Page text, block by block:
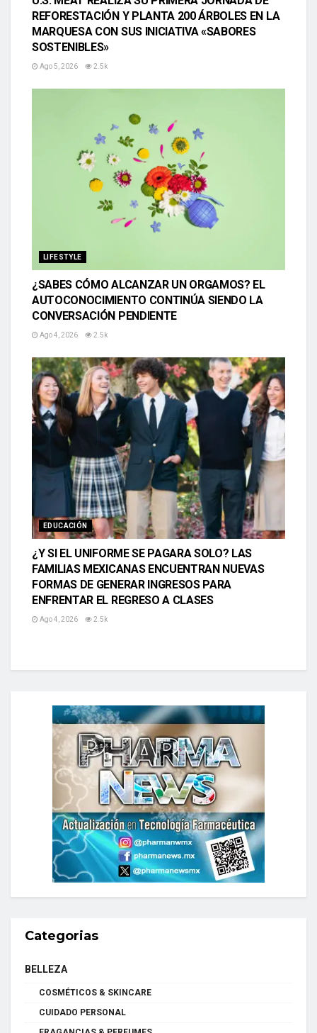
REFORESTACIÓN Y PLANTA 200 ÁRBOLES EN LA
MARQUESA CON SUS INICIATIVA «SABORES
SOSTENIBLES»
Ago 5, 2026 2.5k
LIFESTYLE
¿SABES CÓMO ALCANZAR UN ORGAMOS? EL
AUTOCONOCIMIENTO CONTINÚA SIENDO LA
CONVERSACIÓN PENDIENTE
Ago 4, 2026 2.5k
EDUCACIÓN
¿Y SI EL UNIFORME SE PAGARA SOLO? LAS
FAMILIAS MEXICANAS ENCUENTRAN NUEVAS
FORMAS DE GENERAR INGRESOS PARA
ENFRENTAR EL REGRESO A CLASES
Ago 4, 2026 2.5k
Categorias
BELLEZA
COSMÉTICOS & SKINCARE
CUIDADO PERSONAL